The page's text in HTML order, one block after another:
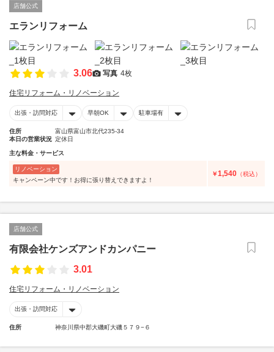
店舗公式
エランリフォーム
3.06 写真 4枚
住宅リフォーム・リノベーション
出張・訪問対応 早朝OK 駐車場有
住所
富山県富山市北代235-34
本日の営業状況 定休日
主な料金・サービス
リノベーション
キャンペーン中です！お得に張り替えできますよ！
￥1,540 （税込）
店舗公式
有限会社ケンズアンドカンパニー
3.01
住宅リフォーム・リノベーション
出張・訪問対応
住所 神奈川県中郡大磯町大磯５７９−６